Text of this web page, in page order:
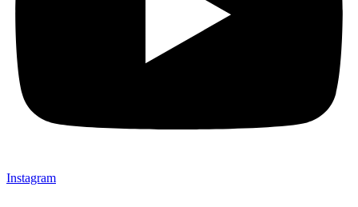
Instagram